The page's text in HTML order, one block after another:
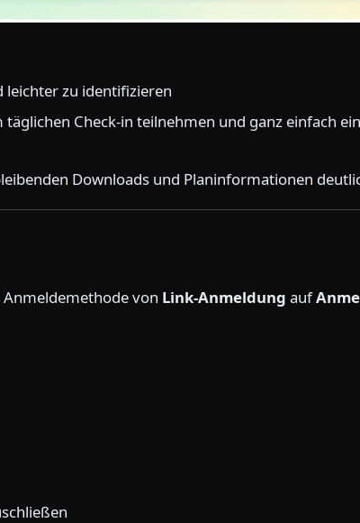
zu identifizieren
täglichen Check-in teilnehmen und ganz einfach
Downloads und Planinformationen
von Link-Anmeldung auf